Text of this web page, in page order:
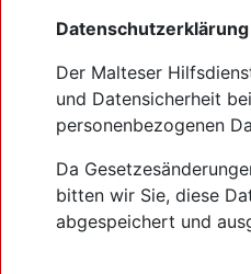
Der Malteser
und Datensicherheit
personenbezogenen
Da
bitten wir Sie, diese
abgespeichert und